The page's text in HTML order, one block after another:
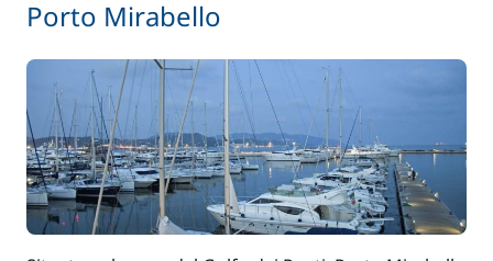
Porto Mirabello